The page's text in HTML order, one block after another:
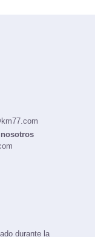
durante la